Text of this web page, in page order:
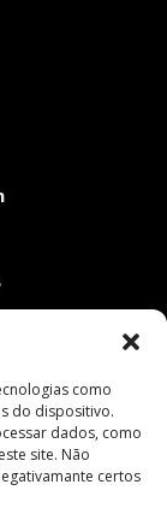
como
do dispositivo.
dados, como
site. Não
certos